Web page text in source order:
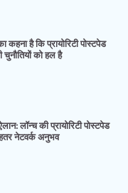
है कि प्रायोरिटी पोस्टपेड
चुनौतियों को हल है
लॉन्च की प्रायोरिटी पोस्टपेड
नेटवर्क अनुभव